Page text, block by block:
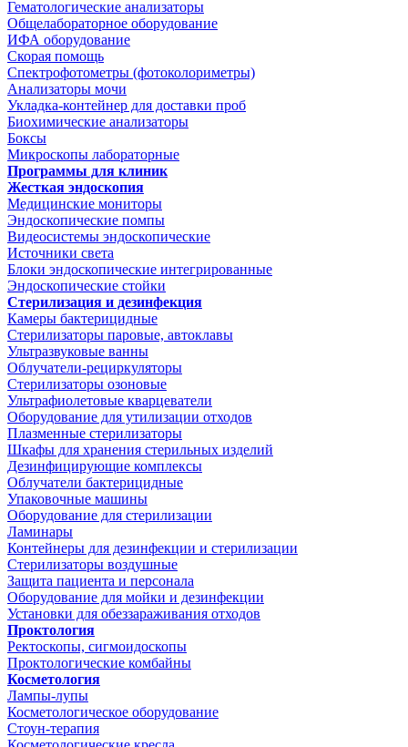
Гематологические анализаторы
Общелабораторное оборудование
ИФА оборудование
Скорая помощь
Спектрофотометры (фотоколориметры)
Анализаторы мочи
Укладка-контейнер для доставки проб
Биохимические анализаторы
Боксы
Микроскопы лабораторные
Программы для клиник
Жесткая эндоскопия
Медицинские мониторы
Эндоскопические помпы
Видеосистемы эндоскопические
Источники света
Блоки эндоскопические интегрированные
Эндоскопические стойки
Стерилизация и дезинфекция
Камеры бактерицидные
Стерилизаторы паровые, автоклавы
Ультразвуковые ванны
Облучатели-рециркуляторы
Стерилизаторы озоновые
Ультрафиолетовые кварцеватели
Оборудование для утилизации отходов
Плазменные стерилизаторы
Шкафы для хранения стерильных изделий
Дезинфицирующие комплексы
Облучатели бактерицидные
Упаковочные машины
Оборудование для стерилизации
Ламинары
Контейнеры для дезинфекции и стерилизации
Стерилизаторы воздушные
Защита пациента и персонала
Оборудование для мойки и дезинфекции
Установки для обеззараживания отходов
Проктология
Ректоскопы, сигмоидоскопы
Проктологические комбайны
Косметология
Лампы-лупы
Косметологическое оборудование
Стоун-терапия